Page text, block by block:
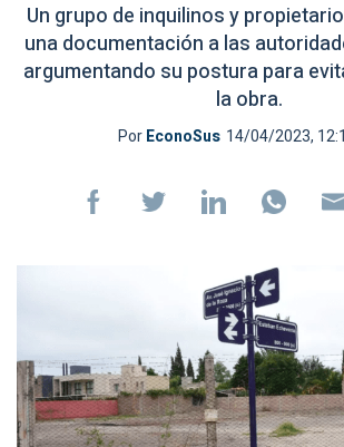
Un grupo de inquilinos y
una documentación a las
argumentando su postura para
la obra.
PorEconoSus 14/04/2023,